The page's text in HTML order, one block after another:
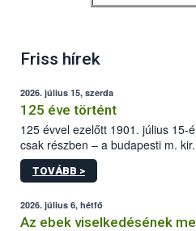
Friss hírek
2026. július 15, szerda
125 éve történt
125 évvel ezelőtt 1901. július 15-
csak részben – a budapesti m.
állomás a Kis Rókus utca 15.
tervezett új épületébe.
TOVÁBB >
2026. július 6, hétfő
Az ebek viselkedésének